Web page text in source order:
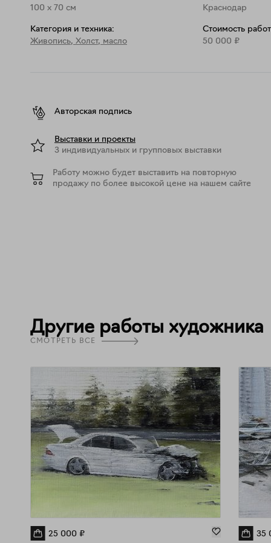
100 x 70 см
Категория и техника:
Живопись, Холст, масло
Краснодар
Стоимость
50 000 ₽
Авторская подпись
Выставки и проекты
3 индивидуальных и групповых выставки
Работу можно будет выставить на повторную
продажу по более высокой цене на нашем сайте
Другие работы художника
СМОТРЕТЬ ВСЕ
25 000 ₽ 35